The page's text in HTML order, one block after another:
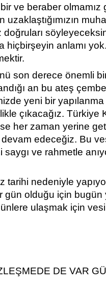
ve beraber olmamız
hiçbirşeyin anlamı
son derece önemli
an bu ateş
yeni bir
çıkacağız. Türkiye
her zaman yerine
edeceğiz. Bu
ve rahmetle
tarihi nedeniyle
gün olduğu için bugün
ulaşmak için
DE VAR